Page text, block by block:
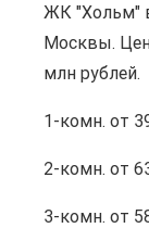
ЖК "Хольм"
Москвы.
млн рублей.
1-комн. от
2-комн. от
3-комн. от